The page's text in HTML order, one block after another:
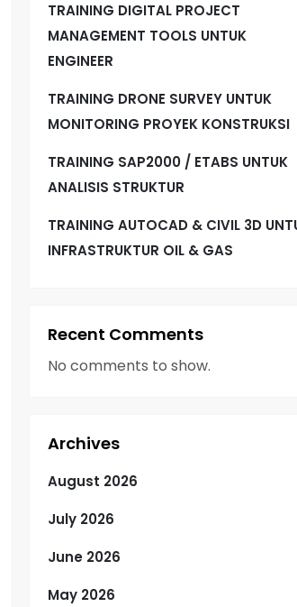
TRAINING DIGITAL PROJECT
MANAGEMENT TOOLS UNTUK
ENGINEER
TRAINING DRONE SURVEY UNTUK
MONITORING PROYEK KONSTRUKSI
TRAINING SAP2000 / ETABS UNTUK
ANALISIS STRUKTUR
TRAINING AUTOCAD & CIVIL 3D
INFRASTRUKTUR OIL & GAS
Recent Comments
No comments to show.
Archives
August 2026
July 2026
June 2026
May 2026